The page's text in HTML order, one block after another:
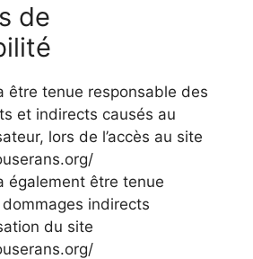
de
être tenue responsable des
et indirects causés au
lors de l’accès au site
également être tenue
indirects
du site